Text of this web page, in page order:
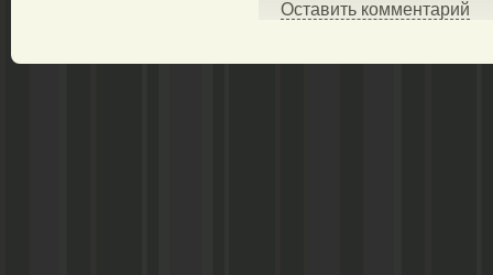
Оставить комментарий